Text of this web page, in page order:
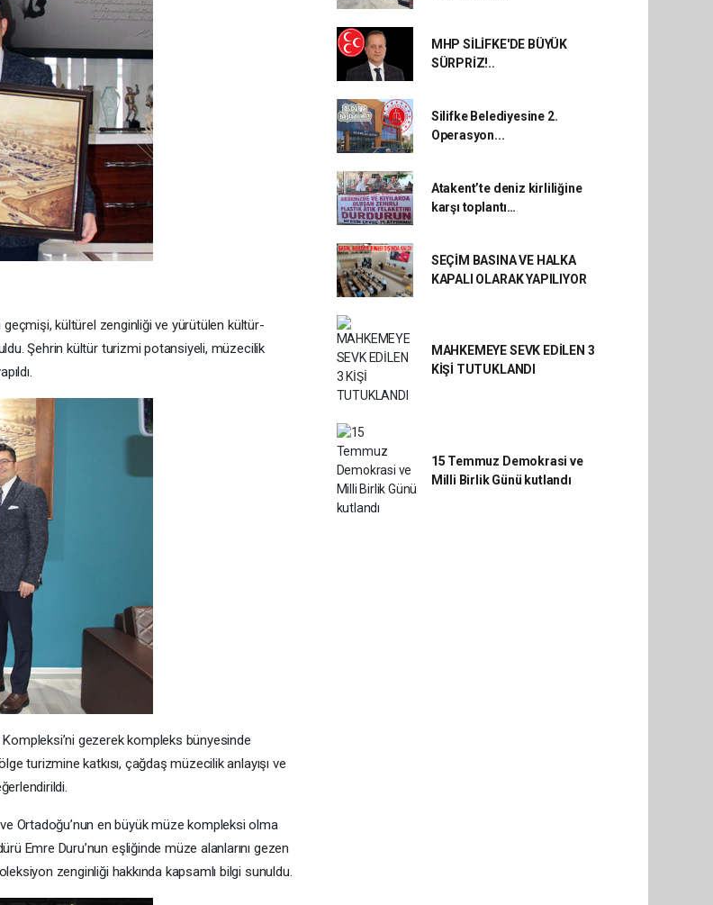
geçmişi, kültürel zenginliği ve yürütülen kültür-
Şehrin kültür turizmi potansiyeli, müzecilik
gezerek kompleks bünyesinde
turizmine katkısı, çağdaş müzecilik anlayışı ve
Ortadoğu’nun en büyük müze kompleksi olma
Emre Duru’nun eşliğinde müze alanlarını gezen
zenginliği hakkında kapsamlı bilgi sunuldu.
MHP SİLİFKE'DE BÜYÜK
SÜRPRİZ!..
Silifke Belediyesine 2.
Operasyon...
Atakent’te deniz kirliliğine
karşı toplantı…
SEÇİM BASINA VE HALKA
KAPALI OLARAK YAPILIYOR
MAHKEMEYE SEVK EDİLEN 3
KİŞİ TUTUKLANDI
15 Temmuz Demokrasi ve
Milli Birlik Günü kutlandı